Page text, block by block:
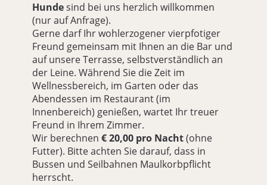
Hundesind bei uns herzlich willkommen
(nur auf Anfrage).
Gerne darf Ihr wohlerzogener vierpfotiger
Freund gemeinsam mit Ihnen an die Bar und
auf unsere Terrasse, selbstverständlich an
der Leine. Während Sie die Zeit im
Wellnessbereich, im Garten oder das
Abendessen im Restaurant (im
Innenbereich) genießen, wartet Ihr treuer
Freund in Ihrem Zimmer.
Wir berechnen€ 20,00 pro Nacht(ohne
Futter). Bitte achten Sie darauf, dass in
Bussen und Seilbahnen Maulkorbpflicht
herrscht.